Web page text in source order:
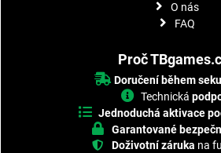
O nás
FAQ
Proč
Doručení během
Technická
Jednoduchá aktivace
Garantované
Doživotní záruka na